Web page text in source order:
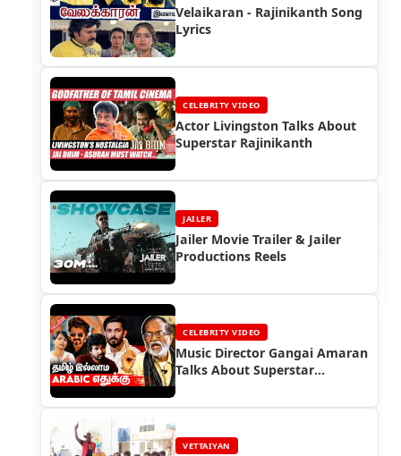
Velaikaran - Rajinikanth Song
Lyrics
CELEBRITY VIDEO
Actor Livingston Talks About
Superstar Rajinikanth
JAILER
Jailer Movie Trailer & Jailer
Productions Reels
CELEBRITY VIDEO
Music Director Gangai Amaran
Talks About Superstar
VETTAIYAN